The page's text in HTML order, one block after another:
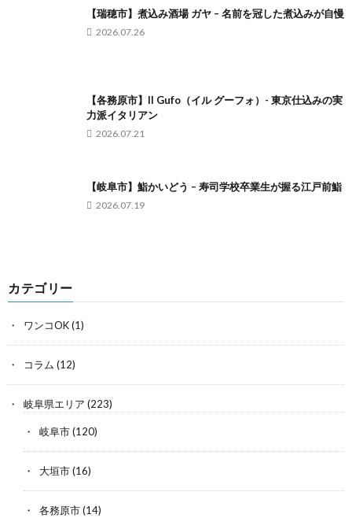
【瑞穂市】煮込み酒場 ガヤ – 名前を冠した煮込みが自慢
2026.07.26
【各務原市】Il Gufo（イル グーフォ）- 東京仕込みの実
力派イタリアン
2026.07.21
【岐阜市】鮨かいどう – 寿司学校卒業生が握る江戸前鮨
2026.07.19
カテゴリー
ワンコOK(1)
コラム (12)
岐阜県エリア (223)
岐阜市(120)
大垣市(16)
各務原市(14)